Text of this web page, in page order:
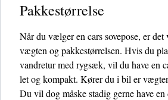
Pakkestørrelse
Når du vælger en cars sovepose, er det
vægten og pakkestørrelsen. Hvis du
vandretur med rygsæk, vil du have en
let og kompakt. Kører du i bil er
Du vil dog måske stadig gerne have en